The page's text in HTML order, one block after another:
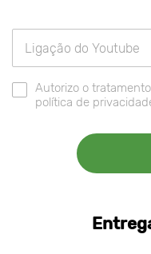
Autorizo o
política de